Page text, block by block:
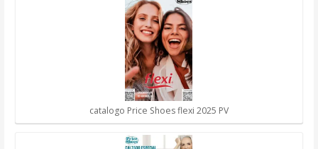
catalogo Price Shoes flexi 2025 PV